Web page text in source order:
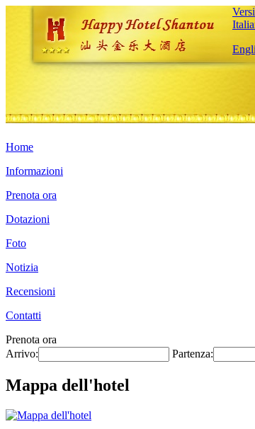
Home
Informazioni
Prenota ora
Dotazioni
Foto
Notizia
Recensioni
Contatti
Prenota ora
Arrivo:
Partenza:
Mappa dell'hotel